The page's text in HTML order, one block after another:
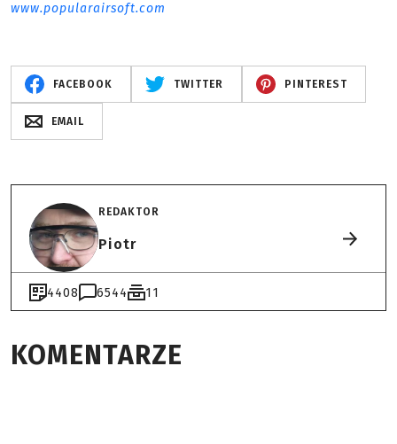
www.popularairsoft.com
FACEBOOK TWITTER PINTEREST
EMAIL
REDAKTOR
Piotr
4408 6544 11
KOMENTARZE